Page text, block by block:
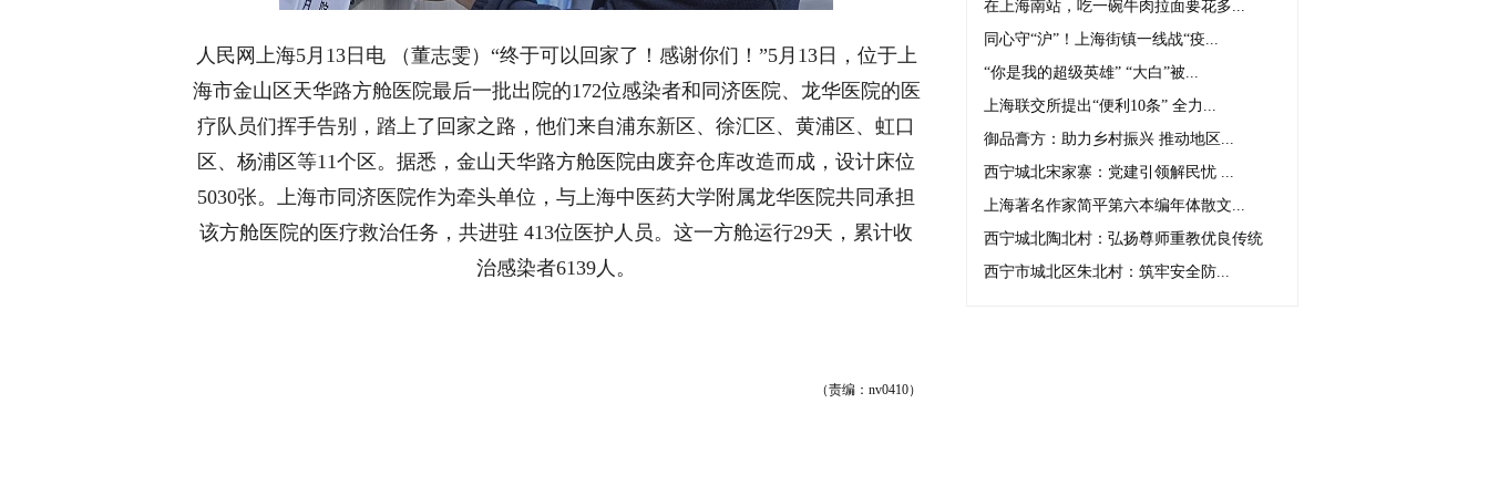
人民网上海5月13日电 （董志雯）“终于可以回家了！感谢你们！”5月13日，位于上
海市金山区天华路方舱医院最后一批出院的172位感染者和同济医院、龙华医院的医
疗队员们挥手告别，踏上了回家之路，他们来自浦东新区、徐汇区、黄浦区、虹口
区、杨浦区等11个区。据悉，金山天华路方舱医院由废弃仓库改造而成，设计床位
5030张。上海市同济医院作为牵头单位，与上海中医药大学附属龙华医院共同承担
该方舱医院的医疗救治任务，共进驻 413位医护人员。这一方舱运行29天，累计收
治感染者6139人。
（责编：nv0410）
在上海南站，吃一碗牛肉拉面要花多...
同心守“沪”！上海街镇一线战“疫...
“你是我的超级英雄” “大白”被...
上海联交所提出“便利10条” 全力...
御品膏方：助力乡村振兴 推动地区...
西宁城北宋家寨：党建引领解民忧 ...
上海著名作家简平第六本编年体散文...
西宁城北陶北村：弘扬尊师重教优良传统
西宁市城北区朱北村：筑牢安全防...